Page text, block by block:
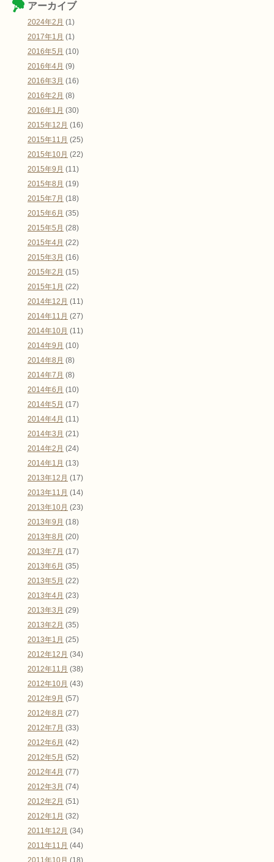
アーカイブ
2024年2月 (1)
2017年1月 (1)
2016年5月 (10)
2016年4月 (9)
2016年3月 (16)
2016年2月 (8)
2016年1月 (30)
2015年12月 (16)
2015年11月 (25)
2015年10月 (22)
2015年9月 (11)
2015年8月 (19)
2015年7月 (18)
2015年6月 (35)
2015年5月 (28)
2015年4月 (22)
2015年3月 (16)
2015年2月 (15)
2015年1月 (22)
2014年12月 (11)
2014年11月 (27)
2014年10月 (11)
2014年9月 (10)
2014年8月 (8)
2014年7月 (8)
2014年6月 (10)
2014年5月 (17)
2014年4月 (11)
2014年3月 (21)
2014年2月 (24)
2014年1月 (13)
2013年12月 (17)
2013年11月 (14)
2013年10月 (23)
2013年9月 (18)
2013年8月 (20)
2013年7月 (17)
2013年6月 (35)
2013年5月 (22)
2013年4月 (23)
2013年3月 (29)
2013年2月 (35)
2013年1月 (25)
2012年12月 (34)
2012年11月 (38)
2012年10月 (43)
2012年9月 (57)
2012年8月 (27)
2012年7月 (33)
2012年6月 (42)
2012年5月 (52)
2012年4月 (77)
2012年3月 (74)
2012年2月 (51)
2012年1月 (32)
2011年12月 (34)
2011年11月 (44)
2011年10月 (18)